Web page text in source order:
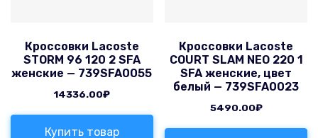
Кроссовки Lacoste
STORM 96 120 2 SFA
женские — 739SFA0055
14336.00₽
Купить товар
Кроссовки Lacoste
COURT SLAM NEO 220 1
SFA женские, цвет
белый — 739SFA0023
5490.00₽